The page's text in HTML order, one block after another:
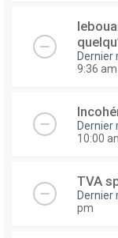
Dernier
9:36 am
Dernier
10:00
TVA
Dernier
pm